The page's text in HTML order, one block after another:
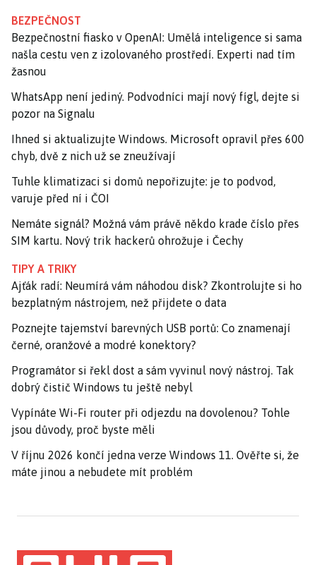
BEZPEČNOST
Bezpečnostní fiasko v OpenAI: Umělá inteligence si sama
našla cestu ven z izolovaného prostředí. Experti nad tím
žasnou
WhatsApp není jediný. Podvodníci mají nový fígl, dejte si
pozor na Signalu
Ihned si aktualizujte Windows. Microsoft opravil přes 600
chyb, dvě z nich už se zneužívají
Tuhle klimatizaci si domů nepořizujte: je to podvod,
varuje před ní i ČOI
Nemáte signál? Možná vám právě někdo krade číslo přes
SIM kartu. Nový trik hackerů ohrožuje i Čechy
TIPY A TRIKY
Ajťák radí: Neumírá vám náhodou disk? Zkontrolujte si ho
bezplatným nástrojem, než přijdete o data
Poznejte tajemství barevných USB portů: Co znamenají
černé, oranžové a modré konektory?
Programátor si řekl dost a sám vyvinul nový nástroj. Tak
dobrý čistič Windows tu ještě nebyl
Vypínáte Wi-Fi router při odjezdu na dovolenou? Tohle
jsou důvody, proč byste měli
V říjnu 2026 končí jedna verze Windows 11. Ověřte si, že
máte jinou a nebudete mít problém